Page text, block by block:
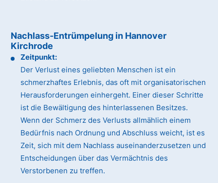
Nachlass-Entrümpelung in Hannover
Kirchrode
Zeitpunkt:
Der Verlust eines geliebten Menschen ist ein
schmerzhaftes Erlebnis, das oft mit organisatorischen
Herausforderungen einhergeht. Einer dieser Schritte
ist die Bewältigung des hinterlassenen Besitzes.
Wenn der Schmerz des Verlusts allmählich einem
Bedürfnis nach Ordnung und Abschluss weicht, ist es
Zeit, sich mit dem Nachlass auseinanderzusetzen und
Entscheidungen über das Vermächtnis des
Verstorbenen zu treffen.